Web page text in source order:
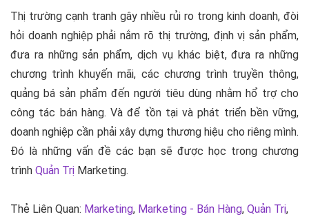
Thị trường cạnh tranh gây nhiều rủi ro trong kinh doanh, đòi
hỏi doanh nghiệp phải nắm rõ thị trường, định vị sản phẩm,
đưa ra những sản phẩm, dịch vụ khác biệt, đưa ra những
chương trình khuyến mãi, các chương trình truyền thông,
quảng bá sản phẩm đến người tiêu dùng nhằm hổ trợ cho
công tác bán hàng. Và để tồn tại và phát triển bền vững,
doanh nghiệp cần phải xây dựng thương hiệu cho riêng mình.
Đó là những vấn đề các bạn sẽ được học trong chương
trình Quản Trị Marketing.
Thẻ Liên Quan: Marketing, Marketing - Bán Hàng, Quản Trị,